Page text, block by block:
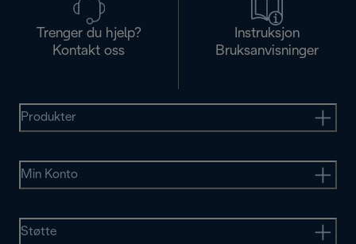
Trenger du hjelp?
Kontakt oss
Instruksjon
Bruksanvisninger
Produkter
Min Konto
Støtte